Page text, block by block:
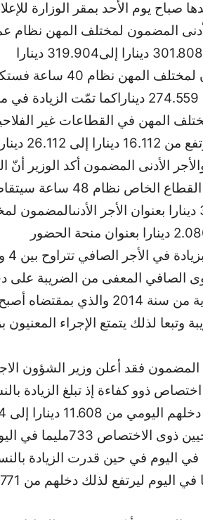
صباح يوم الأحد بمقر الوزارة
دينارا ليرتفع من 259.479 دينارا إلى 274.559
المهن في القطاعات غير
الأدنى المضمون أكد الوزير أنّ
الأدنى المضمون لمختلف المهن في
346.096 دينارا متأتية من 319.904 دينارا بعنوان الأجر
الصافي المعفى من الضريبة على
الطبيعيين إلى حدود 5 الاف دينار بداية من سنة
لذلك يتمتع الإجراء المعنيون
المضمون فقد أعلن وزير الشؤون
ذوو كفاءة إذ تبلغ الزيادة
تبلغ الزيادة بالنسبة إلى العملة
دينارا إلى 12.960 دينارا في اليوم في حين قدرت